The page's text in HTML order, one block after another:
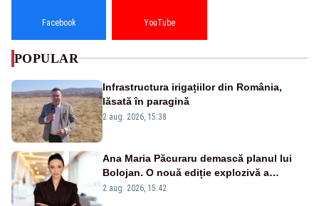
Facebook YouTube
POPULAR
Infrastructura irigațiilor din România,
lăsată în paragină
2 aug. 2026, 15:38
Ana Maria Păcuraru demască planul lui
Bolojan. O nouă ediție explozivă a
emisiunii „Miza Zilei” la Realitatea PLUS
2 aug. 2026, 15:42